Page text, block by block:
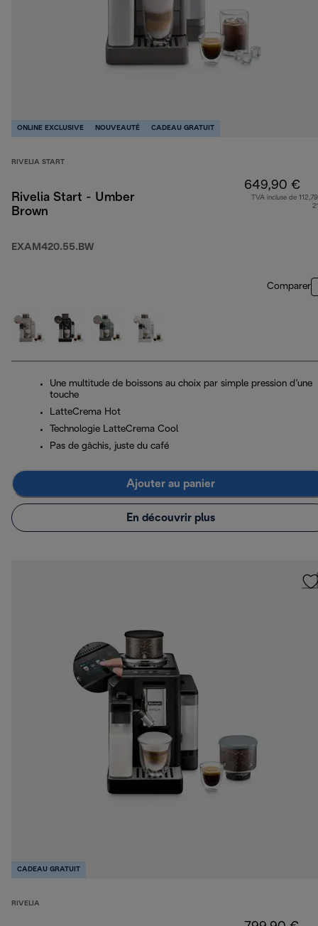
ONLINE EXCLUSIVE NOUVEAUTÉ CADEAU GRATUIT
RIVELIA START
Rivelia Start - Umber
Brown
EXAM420.55.BW
649,90 €
TVA incluse de
Comparer
Une multitude de boissons au choix par simple pression d’une
touche
LatteCrema Hot
Technologie LatteCrema Cool
Pas de gâchis, juste du café
Ajouter au panier
En découvrir plus
CADEAU GRATUIT
RIVELIA